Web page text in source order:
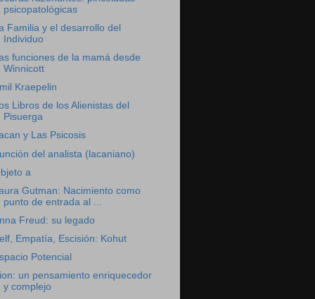
psicopatológicas
Familia y el desarrollo del
Individuo
funciones de la mamá desde
Winnicott
Kraepelin
Libros de los Alienistas del
Pisuerga
y Las Psicosis
del analista (lacaniano)
a
Gutman: Nacimiento como
punto de entrada al ...
Freud: su legado
Empatía, Escisión: Kohut
Potencial
un pensamiento enriquecedor
y complejo